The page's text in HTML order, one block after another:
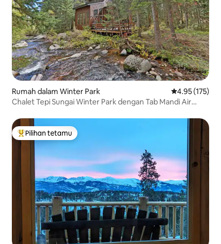
Rumah dalam Winter Park Penarafan
4.95 (175)
Chalet Tepi Sungai Winter Park dengan Tab Mandi Air
Pilihan utama tetamu
Pilihan tetamu